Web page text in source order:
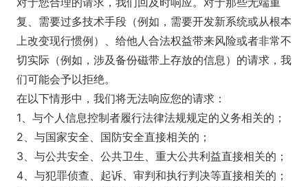
复、需要过多技术手段（例如，需要开发新系统或从根本
上改变现行惯例）、给他人合法权益带来风险或者非常不
切实际（例如，涉及备份磁带上存放的信息）的请求，我
们可能会予以拒绝。
在以下情形中，我们将无法响应您的请求：
1、与个人信息控制者履行法律法规规定的义务相关的；
2、与国家安全、国防安全直接相关的；
3、与公共安全、公共卫生、重大公共利益直接相关的；
4、与犯罪侦查、起诉、审判和执行判决等直接相关的；